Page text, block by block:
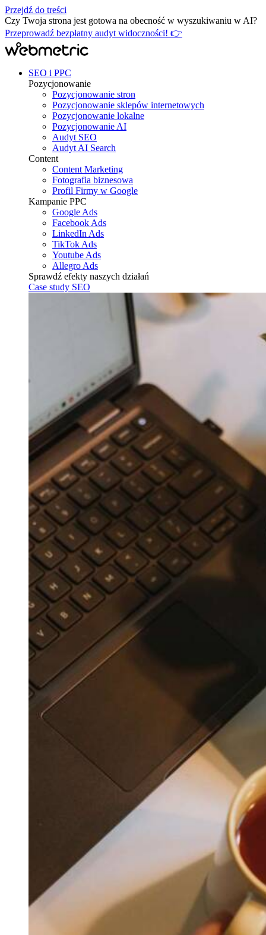
Przejdź do treści
Czy Twoja strona jest gotowa na obecność w wyszukiwaniu w AI?
Przeprowadź bezpłatny audyt widoczności! 👉
SEO i PPC
Pozycjonowanie
Pozycjonowanie stron
Pozycjonowanie sklepów internetowych
Pozycjonowanie lokalne
Pozycjonowanie AI
Audyt SEO
Audyt AI Search
Content
Content Marketing
Fotografia biznesowa
Profil Firmy w Google
Kampanie PPC
Google Ads
Facebook Ads
LinkedIn Ads
TikTok Ads
Youtube Ads
Allegro Ads
Sprawdź efekty naszych działań
Case study SEO